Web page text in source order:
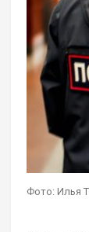
Фото: Илья